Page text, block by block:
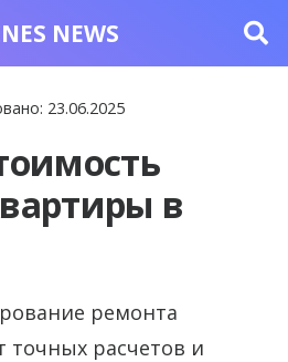
NEWS
23.06.2025
в
ремонта
точных расчетов и